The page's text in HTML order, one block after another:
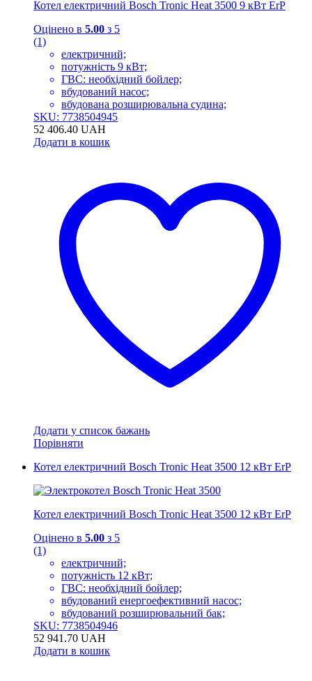
Котел електричний Bosch Tronic Heat 3500 9 кВт ErP
Оцінено в 5.00 з 5
(1)
електричний;
потужність 9 кВт;
ГВС: необхідний бойлер;
вбудований насос;
вбудована розширювальна судина;
SKU: 7738504945
52 406.40 UAH
Додати в кошик
Додати у список бажань
Порівняти
Котел електричний Bosch Tronic Heat 3500 12 кВт ErP
Котел електричний Bosch Tronic Heat 3500 12 кВт ErP
Оцінено в 5.00 з 5
(1)
електричний;
потужність 12 кВт;
ГВС: необхідний бойлер;
вбудований енергоефективний насос;
вбудований розширювальний бак;
SKU: 7738504946
52 941.70 UAH
Додати в кошик